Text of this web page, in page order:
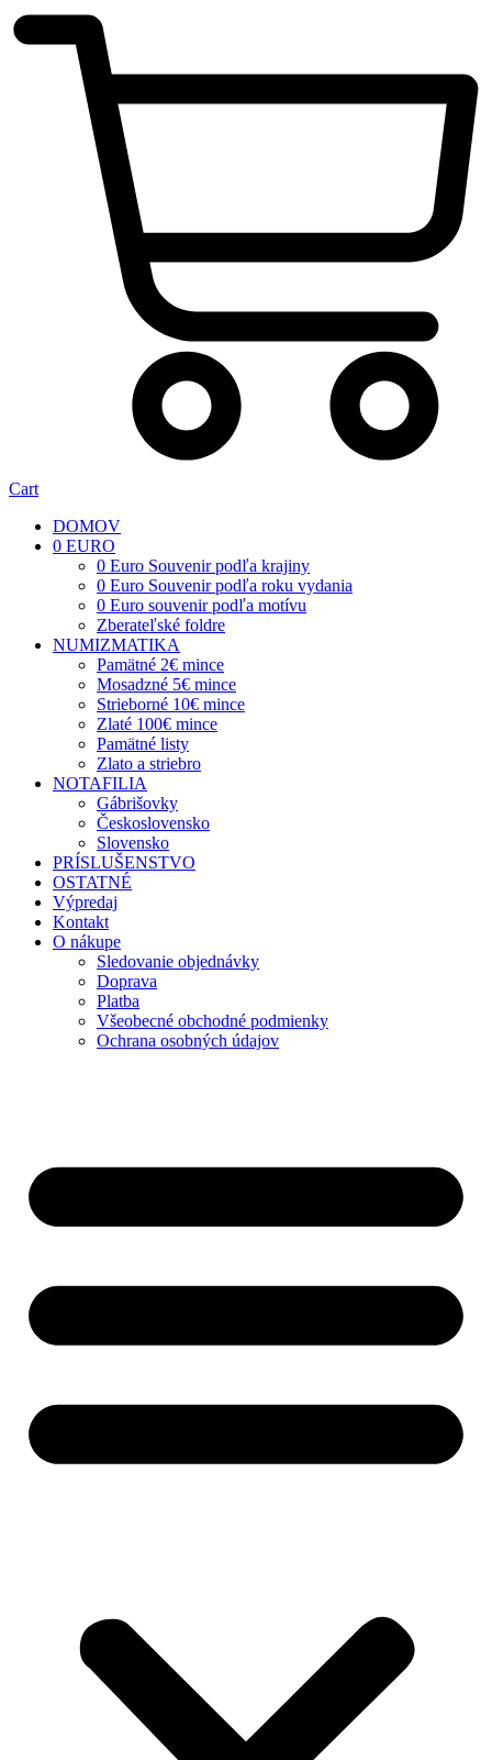
Cart
DOMOV
0 EURO
0 Euro Souvenir podľa krajiny
0 Euro Souvenir podľa roku vydania
0 Euro souvenir podľa motívu
Zberateľské foldre
NUMIZMATIKA
Pamätné 2€ mince
Mosadzné 5€ mince
Strieborné 10€ mince
Zlaté 100€ mince
Pamätné listy
Zlato a striebro
NOTAFILIA
Gábrišovky
Československo
Slovensko
PRÍSLUŠENSTVO
OSTATNÉ
Výpredaj
Kontakt
O nákupe
Sledovanie objednávky
Doprava
Platba
Všeobecné obchodné podmienky
Ochrana osobných údajov